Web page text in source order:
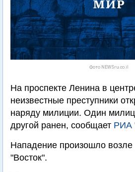
Фото NEWSru.co.il
На проспекте Ленина в
неизвестные преступники
наряду милиции. Один
другой ранен, сообщает РИА
Нападение произошло возле
"Восток".